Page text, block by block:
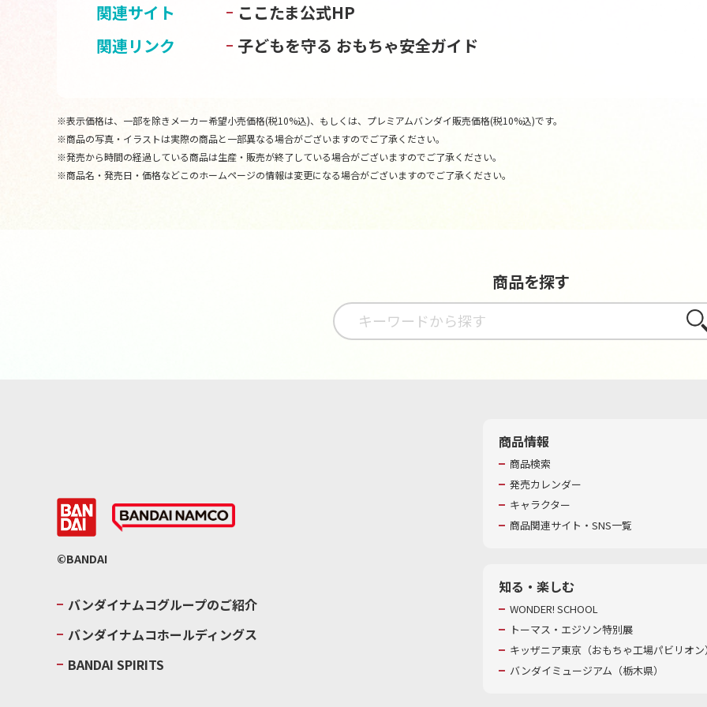
関連サイト
ここたま公式HP
関連リンク
子どもを守る おもちゃ安全ガイド
※表示価格は、一部を除きメーカー希望小売価格(税10%込)、もしくは、プレミアムバンダイ販売価格(税10%込)です。
※商品の写真・イラストは実際の商品と一部異なる場合がございますのでご了承ください。
※発売から時間の経過している商品は生産・販売が終了している場合がございますのでご了承ください。
※商品名・発売日・価格などこのホームページの情報は変更になる場合がございますのでご了承ください。
商品を探す
さが
©BANDAI
バンダイナムコグループのご紹介
バンダイナムコホールディングス
BANDAI SPIRITS
商品情報
商品検索
発売カレンダー
キャラクター
商品関連サイト・SNS一覧
知る・楽しむ
WONDER! SCHOOL
トーマス・エジソン特別展
キッザニア東京（おもちゃ工場パビリオ
バンダイミュージアム（栃木県）